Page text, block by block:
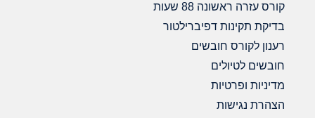
קורס עזרה ראשונה 88 שעות
בדיקת תקינות דפיברילטור
רענון לקורס חובשים
חובשים לטיולים
מדיניות ופרטיות
הצהרת נגישות